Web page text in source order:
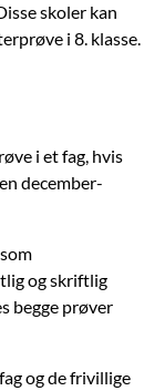
skoler kan
i 8. klasse.
i et fag, hvis
december-
og skriftlig
begge prøver
og de frivillige